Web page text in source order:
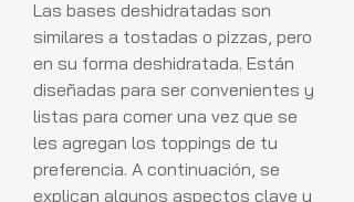
Las bases deshidratadas son
similares a tostadas o pizzas, pero
en su forma deshidratada. Están
diseñadas para ser convenientes y
listas para comer una vez que se
les agregan los toppings de tu
preferencia. A continuación, se
explican algunos aspectos clave y